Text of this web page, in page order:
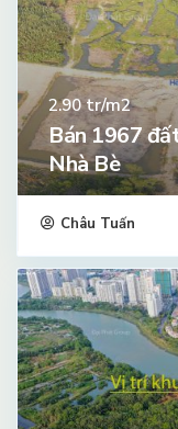
2.90tr/m2
Bán 1967
Nhà Bè
Châu Tuấn